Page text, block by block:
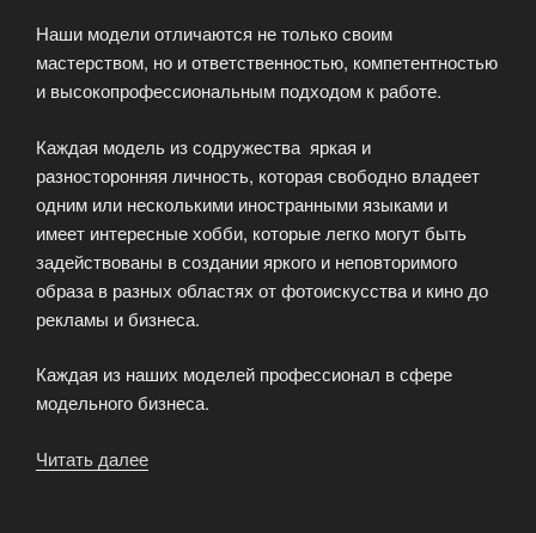
Наши модели отличаются не только своим
мастерством, но и ответственностью, компетентностью
и высокопрофессиональным подходом к работе.
Каждая модель из содружества яркая и
разносторонняя личность, которая свободно владеет
одним или несколькими иностранными языками и
имеет интересные хобби, которые легко могут быть
задействованы в создании яркого и неповторимого
образа в разных областях от фотоискусства и кино до
рекламы и бизнеса.
Каждая из наших моделей профессионал в сфере
модельного бизнеса.
Читать далее